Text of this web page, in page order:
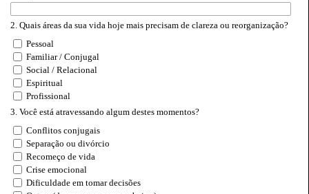
2. Quais áreas da sua vida hoje mais precisam de clareza ou reorganização?
Pessoal
Familiar / Conjugal
Social / Relacional
Espiritual
Profissional
3. Você está atravessando algum destes momentos?
Conflitos conjugais
Separação ou divórcio
Recomeço de vida
Crise emocional
Dificuldade em tomar decisões